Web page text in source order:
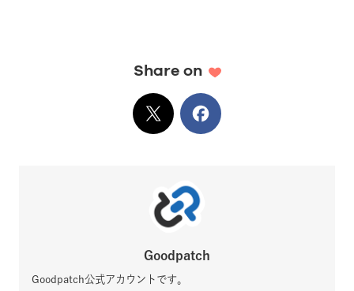
Share on
XでシェアFacebook
Goodpatch
Goodpatch公式アカウントです。